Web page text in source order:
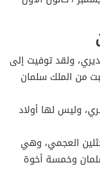
ولقد توفيت إلى
الـ 71 عاماً، وأنجبت من الملك سلمان
وليس لها أولاد
العجمي، وهي
وخمسة أخوة